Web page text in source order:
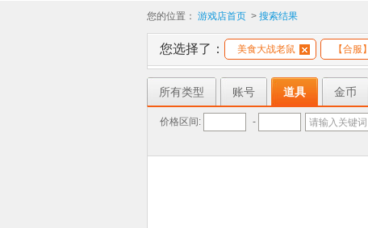
您的位置： 游戏店首页 > 搜索结果
您选择了： 美食大战老鼠 【合
所有类型 账号 道具 金币
价格区间: - 请输入关键词